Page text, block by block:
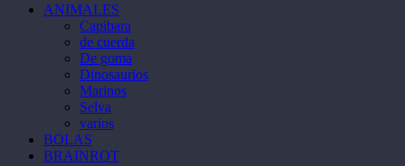
ANIMALES
Capibara
de cuerda
De goma
Dinosaurios
Marinos
Selva
varios
BOLAS
BRAINROT